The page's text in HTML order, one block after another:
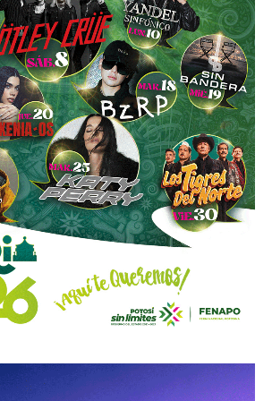
conserva (vía un fideicomiso
especial de acciones) el control formal
independientemente de cuánto
En resumidas cuentas, aunque
tiene el poder de decisión,el mismo
el control de El Realito con los
poderosos de Televisa está, al
a convertirse en el mayor
de la propia televisora.